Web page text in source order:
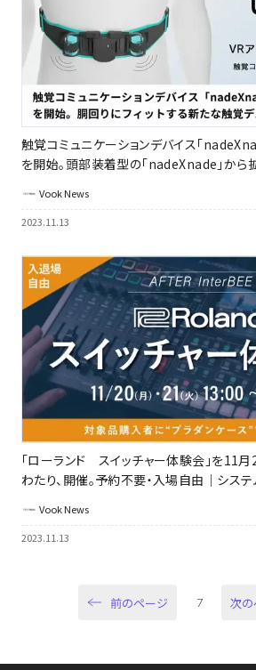
触覚コミュニケーションデバイス「
を開始。頭部装着型の「nadeXnade」から
Vook News
2023.11.13
「ローランド スイッチャー体験会」を11
わたり、開催。予約不要・入場自由｜システ
Vook News
2023.11.13
前のページ 7 次